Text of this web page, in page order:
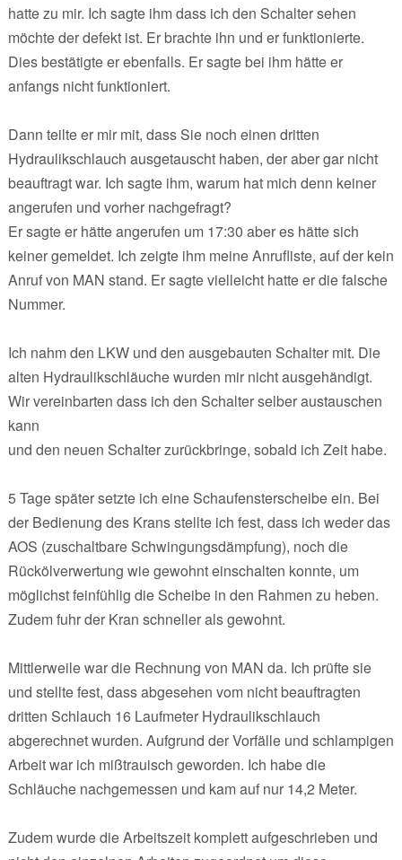
hatte zu mir. Ich sagte ihm dass ich den Schalter sehen
möchte der defekt ist. Er brachte ihn und er funktionierte.
Dies bestätigte er ebenfalls. Er sagte bei ihm hätte er
anfangs nicht funktioniert.
Dann teilte er mir mit, dass Sie noch einen dritten
Hydraulikschlauch ausgetauscht haben, der aber gar nicht
beauftragt war. Ich sagte ihm, warum hat mich denn keiner
angerufen und vorher nachgefragt?
Er sagte er hätte angerufen um 17:30 aber es hätte sich
keiner gemeldet. Ich zeigte ihm meine Anrufliste, auf der kein
Anruf von MAN stand. Er sagte vielleicht hatte er die falsche
Nummer.
Ich nahm den LKW und den ausgebauten Schalter mit. Die
alten Hydraulikschläuche wurden mir nicht ausgehändigt.
Wir vereinbarten dass ich den Schalter selber austauschen
kann
und den neuen Schalter zurückbringe, sobald ich Zeit habe.
5 Tage später setzte ich eine Schaufensterscheibe ein. Bei
der Bedienung des Krans stellte ich fest, dass ich weder das
AOS (zuschaltbare Schwingungsdämpfung), noch die
Rückölverwertung wie gewohnt einschalten konnte, um
möglichst feinfühlig die Scheibe in den Rahmen zu heben.
Zudem fuhr der Kran schneller als gewohnt.
Mittlerweile war die Rechnung von MAN da. Ich prüfte sie
und stellte fest, dass abgesehen vom nicht beauftragten
dritten Schlauch 16 Laufmeter Hydraulikschlauch
abgerechnet wurden. Aufgrund der Vorfälle und schlampigen
Arbeit war ich mißtrauisch geworden. Ich habe die
Schläuche nachgemessen und kam auf nur 14,2 Meter.
Zudem wurde die Arbeitszeit komplett aufgeschrieben und